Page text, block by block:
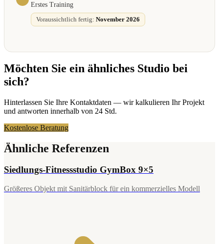
Erstes Training
Voraussichtlich fertig: November 2026
Möchten Sie ein ähnliches Studio bei
sich?
Hinterlassen Sie Ihre Kontaktdaten — wir kalkulieren Ihr Projekt
und antworten innerhalb von 24 Std.
Kostenlose Beratung
Ähnliche Referenzen
Siedlungs-Fitnessstudio GymBox 9×5
Größeres Objekt mit Sanitärblock für ein kommerzielles Modell